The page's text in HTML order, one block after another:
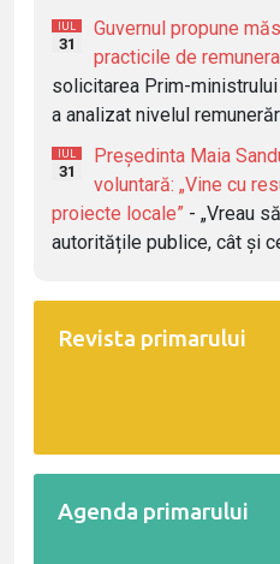
IUL
31
Guvernul propune
practicile de
solicitarea Prim-
a analizat nivelul
IUL
31
Președinta Maia
voluntară: „Vine cu
proiecte locale” - „Vreau
autoritățile publice, cât și
Revista primarului
Agenda primarului